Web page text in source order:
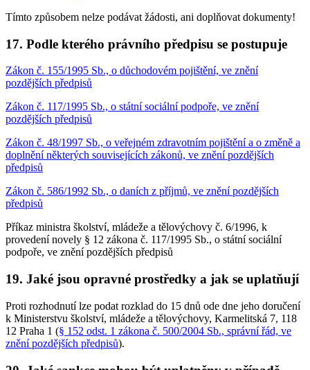
Tímto způsobem nelze podávat žádosti, ani doplňovat dokumenty!
17. Podle kterého právního předpisu se postupuje
Zákon č. 155/1995 Sb., o důchodovém pojištění, ve znění
pozdějších předpisů
Zákon č. 117/1995 Sb., o státní sociální podpoře, ve znění
pozdějších předpisů
Zákon č. 48/1997 Sb., o veřejném zdravotním pojištění a o změně a
doplnění některých souvisejících zákonů, ve znění pozdějších
předpisů
Zákon č. 586/1992 Sb., o daních z příjmů, ve znění pozdějších
předpisů
Příkaz ministra školství, mládeže a tělovýchovy č. 6/1996, k
provedení novely § 12 zákona č. 117/1995 Sb., o státní sociální
podpoře, ve znění pozdějších předpisů
19. Jaké jsou opravné prostředky a jak se uplatňují
Proti rozhodnutí lze podat rozklad do 15 dnů ode dne jeho doručení
k Ministerstvu školství, mládeže a tělovýchovy, Karmelitská 7, 118
12 Praha 1 (§ 152 odst. 1 zákona č. 500/2004 Sb., správní řád, ve
znění pozdějších předpisů).